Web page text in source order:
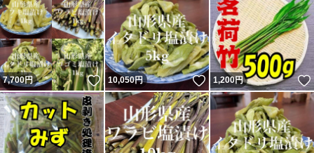
7,700円 いいね！
10,050円 いいね！
1,200円